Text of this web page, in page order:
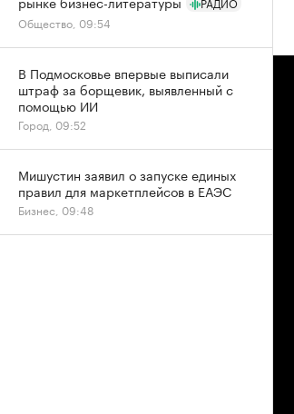
Общество, 09:54
В Подмосковье впервые выписали
штраф за борщевик, выявленный с
помощью ИИ
Город, 09:52
Мишустин заявил о запуске единых
правил для маркетплейсов в ЕАЭС
Бизнес, 09:48